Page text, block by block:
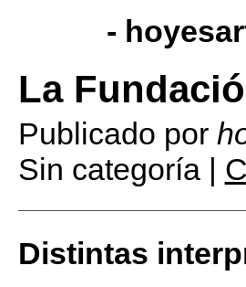
-
La
Publicado por
Sin categoría |
Distintas